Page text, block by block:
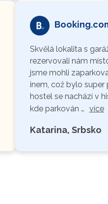
Skvělá lokalita s
rezervovali nám
jsme mohli
inem, což bylo
hostel se nachází v
kde parkován … více
Katarina, Srbsko